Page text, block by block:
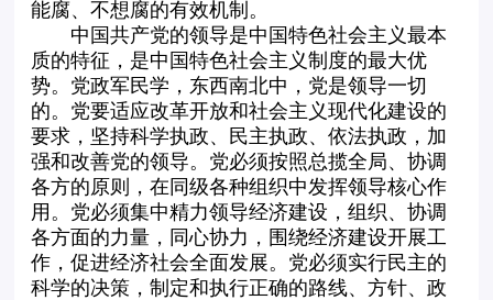
能腐、不想腐的有效机制。
中国共产党的领导是中国特色社会主义最本
质的特征，是中国特色社会主义制度的最大优
势。党政军民学，东西南北中，党是领导一切
的。党要适应改革开放和社会主义现代化建设的
要求，坚持科学执政、民主执政、依法执政，加
强和改善党的领导。党必须按照总揽全局、协调
各方的原则，在同级各种组织中发挥领导核心作
用。党必须集中精力领导经济建设，组织、协调
各方面的力量，同心协力，围绕经济建设开展工
作，促进经济社会全面发展。党必须实行民主的
科学的决策，制定和执行正确的路线、方针、政